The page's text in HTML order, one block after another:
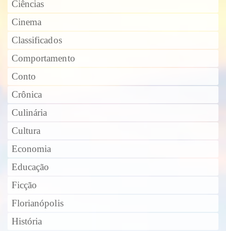
Ciências
Cinema
Classificados
Comportamento
Conto
Crônica
Culinária
Cultura
Economia
Educação
Ficção
Florianópolis
História